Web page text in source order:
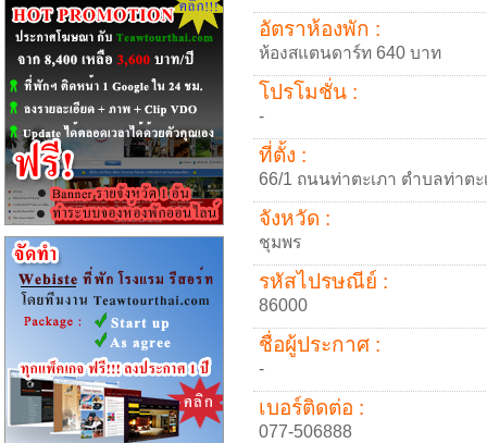
อัตราห้องพัก :
ห้องสแตนดาร์ท 640 บาท
โปรโมชั่น :
-
ที่ตั้ง :
66/1 ถนนท่าตะเภา ตำบลท่าตะ
จังหวัด :
ชุมพร
รหัสไปรษณีย์ :
86000
ชื่อผู้ประกาศ :
-
เบอร์ติดต่อ :
077-506888